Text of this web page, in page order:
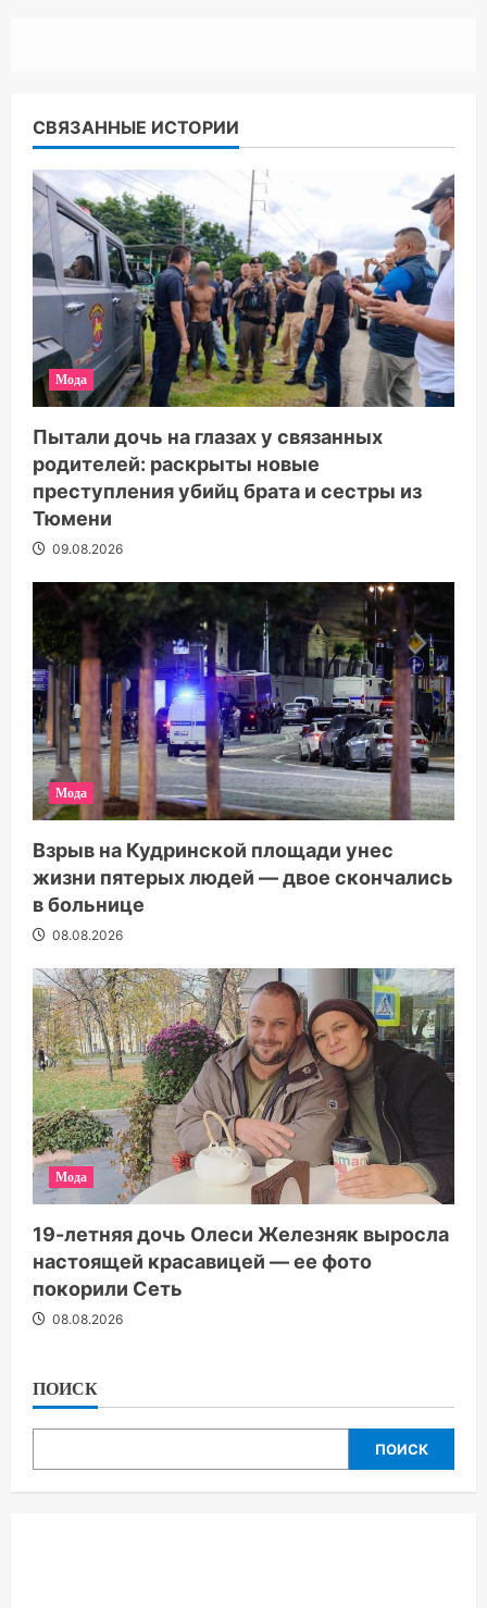
СВЯЗАННЫЕ ИСТОРИИ
Мода
Пытали дочь на глазах у связанных
родителей: раскрыты новые
преступления убийц брата и сестры из
Тюмени
09.08.2026
Мода
Взрыв на Кудринской площади унес
жизни пятерых людей — двое скончались
в больнице
08.08.2026
Мода
19-летняя дочь Олеси Железняк выросла
настоящей красавицей — ее фото
покорили Сеть
08.08.2026
ПОИСК
ПОИСК